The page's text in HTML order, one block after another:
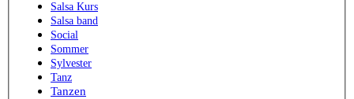
Salsa Kurs
Salsa band
Social
Sommer
Sylvester
Tanz
Tanzen